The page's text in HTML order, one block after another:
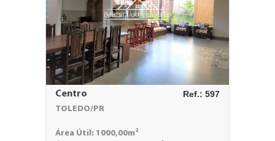
Centro Ref.: 597
TOLEDO/PR
Área Útil: 1000,00m²